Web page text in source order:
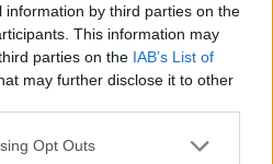
by third parties on the
This information may
parties on the IAB’s List of
may further disclose it to other
Opt Outs